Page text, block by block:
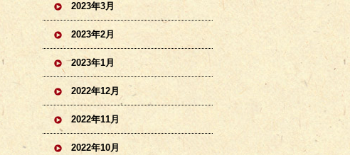
2023年3月
2023年2月
2023年1月
2022年12月
2022年11月
2022年10月